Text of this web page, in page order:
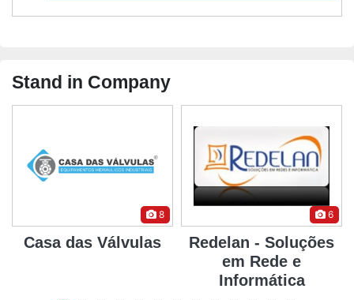
Stand in Company
8
Casa das Válvulas
6
Redelan - Soluções
em Rede e
Informática